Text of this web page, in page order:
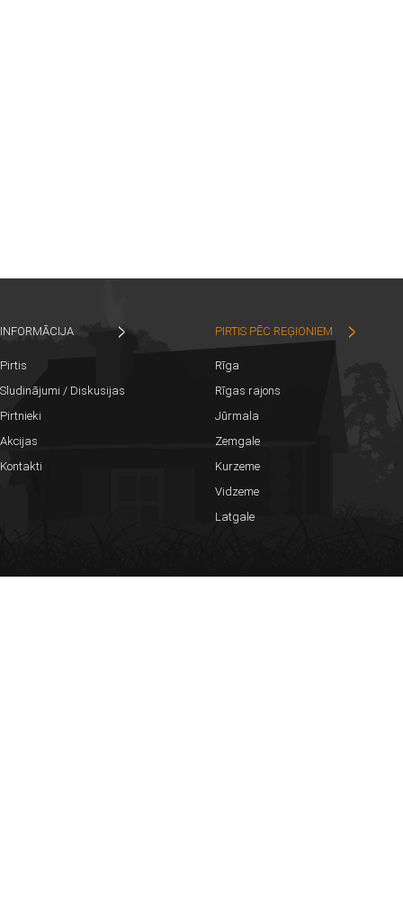
INFORMĀCIJA
Pirtis
Sludinājumi / Diskusijas
Pirtnieki
Akcijas
Kontakti
PIRTIS PĒC REĢIONIEM
Rīga
Rīgas rajons
Jūrmala
Zemgale
Kurzeme
Vidzeme
Latgale